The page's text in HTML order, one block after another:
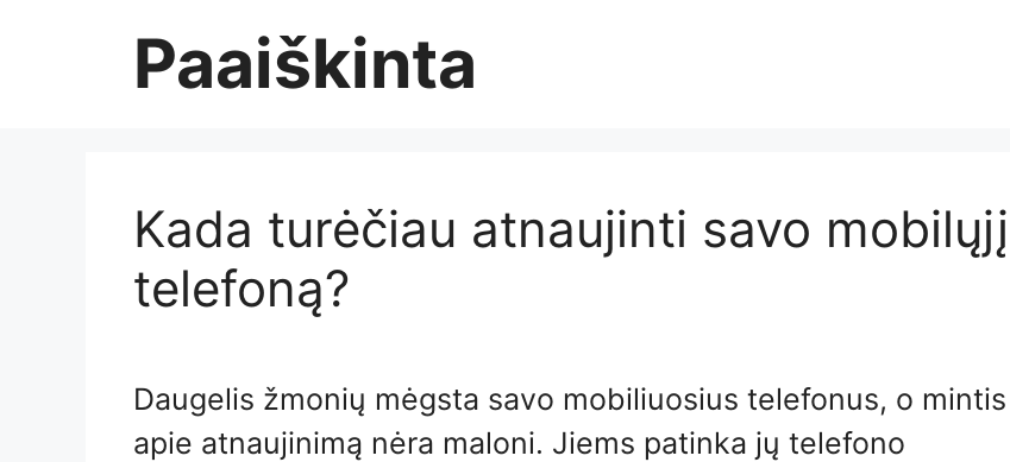
Paaiškinta
Kada turėčiau atnaujinti savo mobilųjį
telefoną?
Daugelis žmonių mėgsta savo mobiliuosius telefonus, o mintis
apie atnaujinimą nėra maloni. Jiems patinka jų telefono